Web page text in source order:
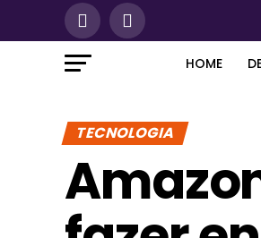
HOME
TECNOLOGIA